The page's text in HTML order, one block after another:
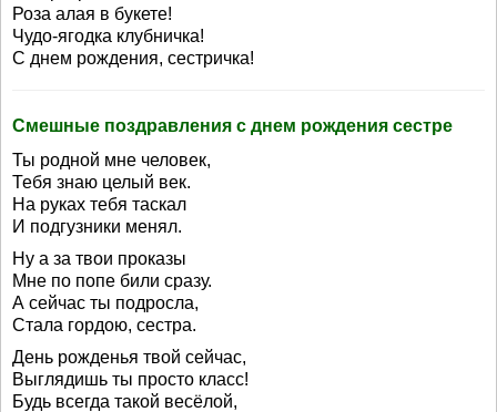
Роза алая в букете!
Чудо-ягодка клубничка!
С днем рождения, сестричка!
Смешные поздравления с днем рождения сестре
Ты родной мне человек,
Тебя знаю целый век.
На руках тебя таскал
И подгузники менял.
Ну а за твои проказы
Мне по попе били сразу.
А сейчас ты подросла,
Стала гордою, сестра.
День рожденья твой сейчас,
Выглядишь ты просто класс!
Будь всегда такой весёлой,